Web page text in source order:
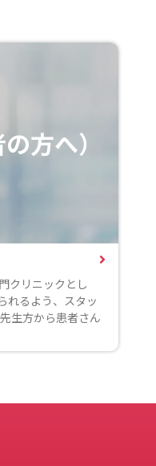
方へ）
クリニックとし
れるよう、スタッ
生方から患者さん